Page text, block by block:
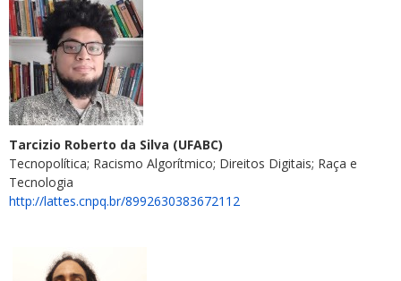
Tarcizio Roberto da Silva (UFABC)
Tecnopolítica; Racismo Algorítmico; Direitos Digitais; Raça e
Tecnologia
http://lattes.cnpq.br/8992630383672112